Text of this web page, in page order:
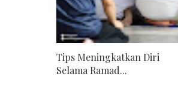
Tips Meningkatkan Diri
Selama Ramad...